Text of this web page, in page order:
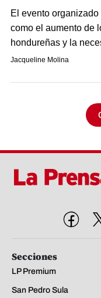
El evento
como el aumento de
hondureñas y la
Jacqueline Molina
Secciones
LP Premium
San Pedro Sula